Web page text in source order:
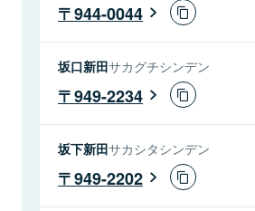
944-0044
坂口新田サカグチシンデン
949-2234
坂下新田サカシタシンデン
949-2202